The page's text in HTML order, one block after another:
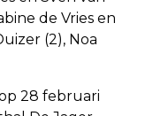
de Vries en
(2), Noa
28 februari